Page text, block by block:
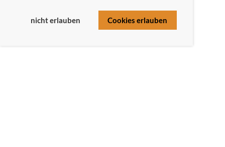
nicht erlauben Cookies erlauben